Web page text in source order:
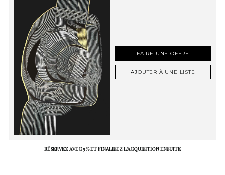
FAIRE UNE OFFRE
AJOUTER À UNE LISTE
RÉSERVEZ AVEC 5 % ET FINALISEZ L'ACQUISITION ENSUITE